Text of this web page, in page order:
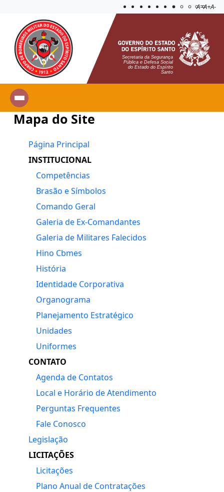
Aplicar
A=A+A-
Secretaria da Segurança
Pública e Defesa Social
do Estado do Espírito
Santo
Mapa do Site
Página Principal
INSTITUCIONAL
Competências
Brasão e Símbolos
Comando Geral
Galeria de Ex-Comandantes
Galeria de Militares Falecidos
Hino Cbmes
História
Identidade Corporativa
Organograma
Planejamento Estratégico
Unidades
Uniformes
CONTATO
Agenda de Contatos
Local e Horário de Atendimento
Perguntas Frequentes
Fale Conosco
Legislação
LICITAÇÕES
Licitações
Plano Anual de Contratações